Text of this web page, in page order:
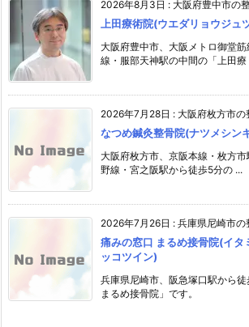
2026年8月3日 : 大阪府豊中市の
上田療術院(ウエダリョウジュ
大阪府豊中市、大阪メトロ御堂
線・服部天神駅の中間の「上田療
2026年7月28日 : 大阪府枚方市の
なつめ鍼灸整骨院(ナツメシン
大阪府枚方市、京阪本線・枚方
野線・宮之阪駅から徒歩5分の ...
2026年7月26日 : 兵庫県尼崎市の
痛みの窓口 まるめ接骨院(イタ
ッコツイン)
兵庫県尼崎市、阪急塚口駅から
まるめ接骨院」です。